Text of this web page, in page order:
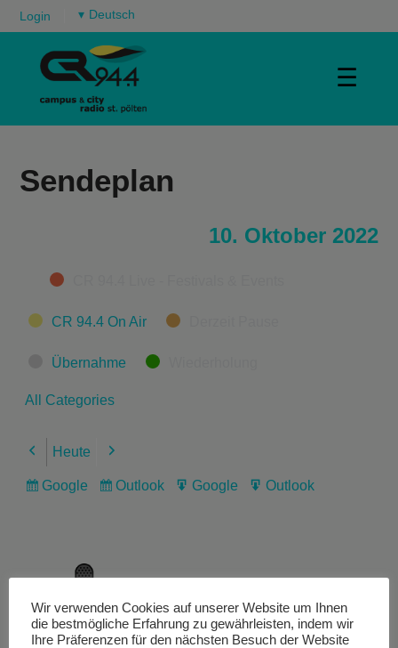
Login ▾
☰
Sendeplan
10. Oktober 2022
Categories
CR 94.4 On Air
Übernahme
All Categories
Previous
Heute Next
Subscribe
Google
Subscribe
Outlook
Export
Google
Export
Outlook
Livestream
Wir verwenden Cookies auf unserer Website um Ihnen
die bestmögliche Erfahrung zu gewährleisten, indem wir
Ihre Präferenzen für den nächsten Besuch der Website